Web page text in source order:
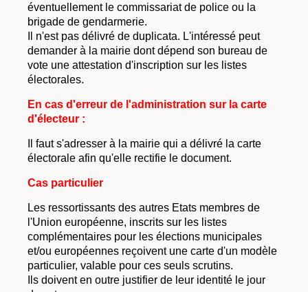
éventuellement le commissariat de police ou la
brigade de gendarmerie.
Il n'est pas délivré de duplicata. L'intéressé peut
demander à la mairie dont dépend son bureau de
vote une attestation d'inscription sur les listes
électorales.
En cas d'erreur de l'administration sur la carte
d'électeur :
Il faut s'adresser à la mairie qui a délivré la carte
électorale afin qu'elle rectifie le document.
Cas particulier
Les ressortissants des autres Etats membres de
l'Union européenne, inscrits sur les listes
complémentaires pour les élections municipales
et/ou européennes reçoivent une carte d'un modèle
particulier, valable pour ces seuls scrutins.
Ils doivent en outre justifier de leur identité le jour